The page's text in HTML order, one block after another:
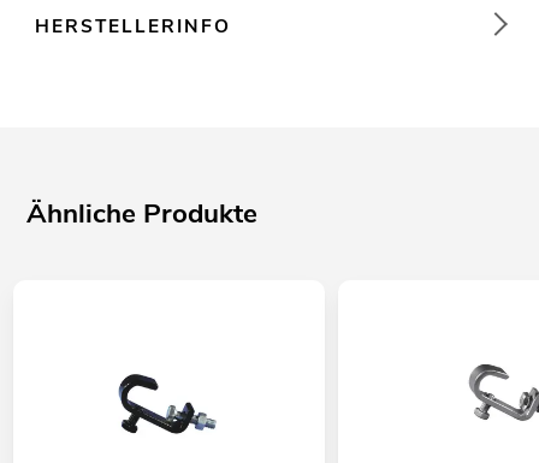
HERSTELLERINFO
Ähnliche Produkte